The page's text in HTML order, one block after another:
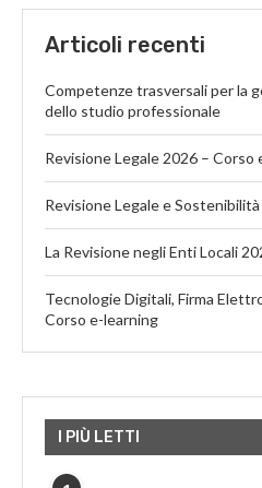
Articoli recenti
Competenze trasversali per la
dello studio professionale
Revisione Legale 2026 – Corso
Revisione Legale e
La Revisione negli Enti Locali
Tecnologie Digitali, Firma
Corso e-learning
I PIÙ LETTI